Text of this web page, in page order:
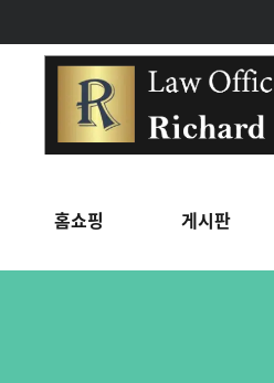
홈쇼핑 게시판